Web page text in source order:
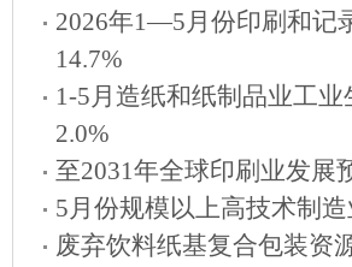
2026年1—5月份印刷和记
14.7%
1-5月造纸和纸制品业工
2.0%
至2031年全球印刷业发展
5月份规模以上高技术制
废弃饮料纸基复合包装资